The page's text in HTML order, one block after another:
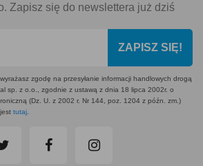
Zapisz się do newslettera już dziś
ZAPISZ SIĘ!
zgodę na przesyłanie informacji handlowych drogą
sp. z o.o., zgodnie z ustawą z dnia 18 lipca 2002r. o
(Dz. U. z 2002 r. Nr 144, poz. 1204 z późn. zm.)
tutaj